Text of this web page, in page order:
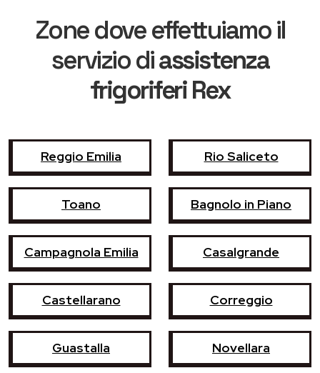
Zone dove effettuiamo il
servizio diassistenza
frigoriferi Rex
Reggio Emilia Rio Saliceto
Toano Bagnolo in Piano
Campagnola Emilia Casalgrande
Castellarano Correggio
Guastalla Novellara